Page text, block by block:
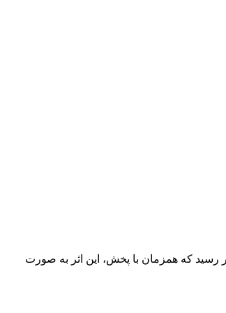
رسید که همزمان با پخش، این اثر به صورت